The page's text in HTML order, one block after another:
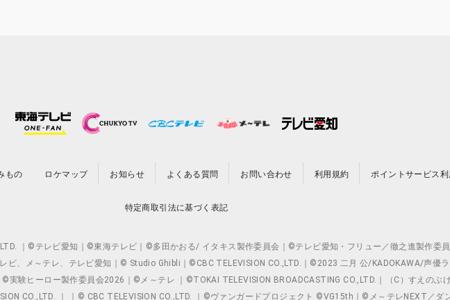
もの ロケマップ お知らせ よくある質問 お問い合わせ 利用規約 ポイントサービス
特定商取引法に基づく表記
｜©テレビ愛知｜©東海テレビ｜©多田かおる/ イタキス製作委員会｜©テレビ愛知・フリュー／徹之進製作委
ビ、メ～テレ、テレビ愛知｜© Studio Ghibli｜©CBC TELEVISION CO.,LTD.｜©2023 二月 公/KADOKAWA/声優
験ヒーロー製作委員会2026｜©メ～テレ ｜©TOKAI TELEVISION BROADCASTING CO.,LTD.｜（C）すえのぶ
CO.,LTD. ｜ ｜© CBC TELEVISION CO.,LTD. ｜©ヴァンガードプロジェクト ©VG15th｜©メ～テレNEXT／ダ